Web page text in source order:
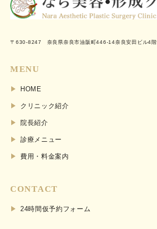
〒630-8247 奈良県奈良市油阪町446-14奈良安田ビル4階
MENU
HOME
クリニック紹介
院長紹介
診療メニュー
費用・料金案内
CONTACT
24時間仮予約フォーム